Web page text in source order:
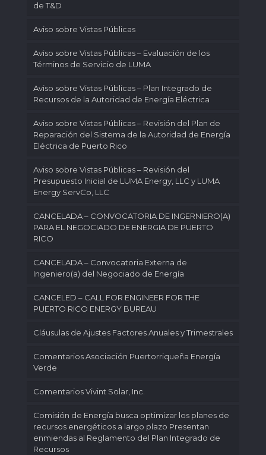
de T&D
Aviso sobre Vistas Públicas
Aviso sobre Vistas Públicas – Evaluación de los
Términos de Servicio de LUMA
Aviso sobre Vistas Públicas – Plan Integrado de
Recursos de la Autoridad de Energía Eléctrica
Aviso sobre Vistas Públicas – Revisión del Plan de
Reparación del Sistema de la Autoridad de Energía
Eléctrica de Puerto Rico
Aviso sobre Vistas Públicas – Revisión del
Presupuesto Inicial de LUMA Energy, LLC y LUMA
Energy ServCo, LLC
CANCELADA – CONVOCATORIA DE INGERNIERO(A)
PARA EL NEGOCIADO DE ENERGIA DE PUERTO
RICO
CANCELADA – Convocatoria Externa de
Ingeniero(a) del Negociado de Energía
CANCELED – CALL FOR ENGINEER FOR THE
PUERTO RICO ENERGY BUREAU
Cláusulas de Ajustes Factores Anuales y Trimestrales
Comentarios Asociación Puertorriqueña Energía
Verde
Comentarios Vivint Solar, Inc.
Comisión de Energía busca optimizar los planes de
recursos energéticos a largo plazo Presentan
enmiendas al Reglamento del Plan Integrado de
Recursos